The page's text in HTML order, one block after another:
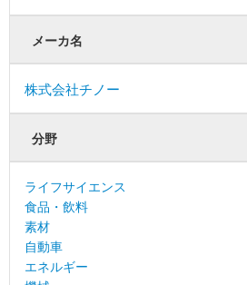
メーカ名
株式会社チノー
分野
ライフサイエンス
食品・飲料
素材
自動車
エネルギー